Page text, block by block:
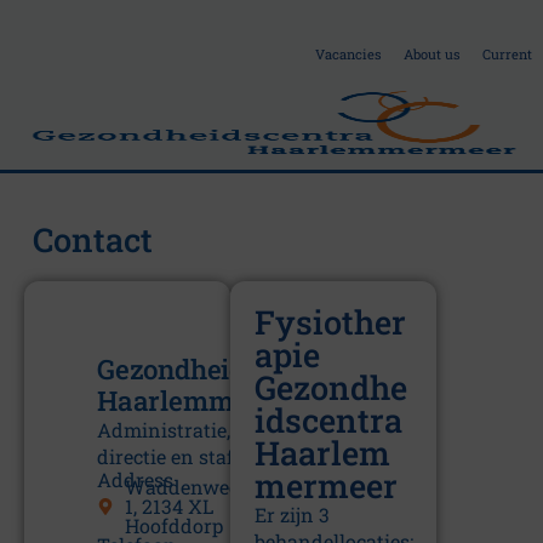
Vacancies About us Current
A
Contact
Gezondheidscentra
Haarlemmermeer
Administratie,
directie en staf
Address
Waddenweg
1, 2134 XL
Hoofddorp
Fysiother
apie
Gezondhe
idscentra
Haarlem
mermeer
Er zijn 3